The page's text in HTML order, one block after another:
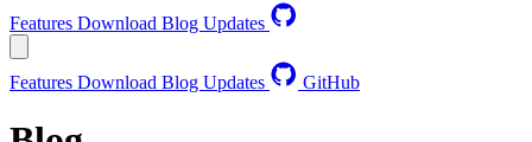
Features Download Blog Updates
Features Download Blog Updates GitHub